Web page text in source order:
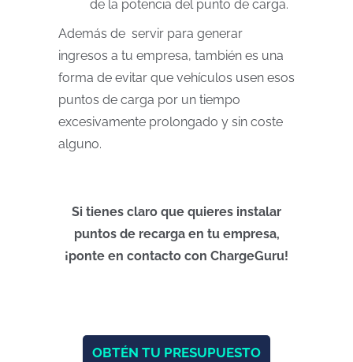
de la potencia del punto de carga.
Además de servir para generar
ingresos a tu empresa, también es una
forma de evitar que vehículos usen esos
puntos de carga por un tiempo
excesivamente prolongado y sin coste
alguno.
Si tienes claro que quieres instalar
puntos de recarga en tu empresa,
¡ponte en contacto con ChargeGuru!
OBTÉN TU PRESUPUESTO